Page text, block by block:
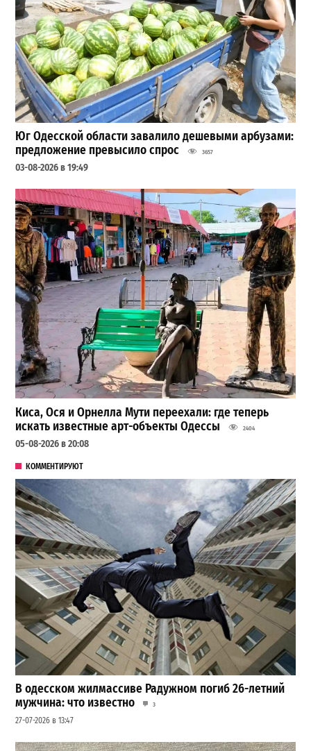
Юг Одесской области завалило дешевыми арбузами:
предложение превысило спрос
3657
03-08-2026 в 19:49
Киса, Ося и Орнелла Мути переехали: где теперь
искать известные арт-объекты Одессы
2404
05-08-2026 в 20:08
КОММЕНТИРУЮТ
В одесском жилмассиве Радужном погиб 26-летний
мужчина: что известно
3
27-07-2026 в 13:47